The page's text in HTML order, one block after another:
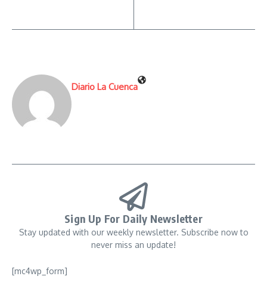
Diario La Cuenca
Sign Up For Daily Newsletter
Stay updated with our weekly newsletter. Subscribe now to
never miss an update!
[mc4wp_form]